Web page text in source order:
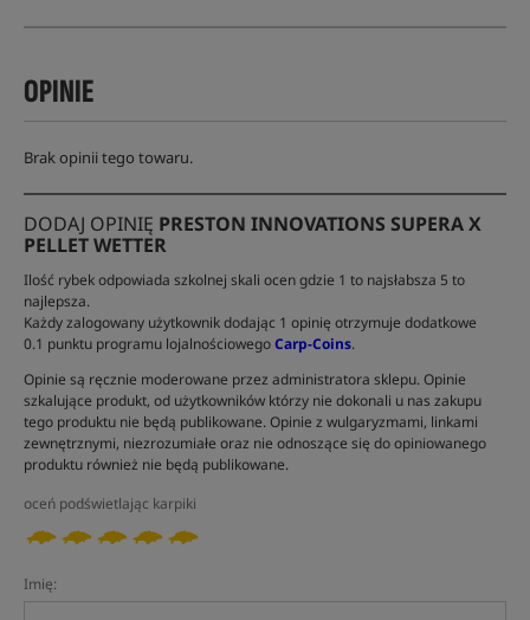
OPINIE
Brak opinii tego towaru.
DODAJ OPINIĘ PRESTON INNOVATIONS SUPERA X
PELLET WETTER
Ilość rybek odpowiada szkolnej skali ocen gdzie 1 to najsłabsza 5 to
najlepsza.
Każdy zalogowany użytkownik dodając 1 opinię otrzymuje dodatkowe
0.1 punktu programu lojalnościowegoCarp-Coins.
Opinie są ręcznie moderowane przez administratora sklepu. Opinie
szkalujące produkt, od użytkowników którzy nie dokonali u nas zakupu
tego produktu nie będą publikowane. Opinie z wulgaryzmami, linkami
zewnętrznymi, niezrozumiałe oraz nie odnoszące się do opiniowanego
produktu również nie będą publikowane.
oceń podświetlając karpiki
Imię: